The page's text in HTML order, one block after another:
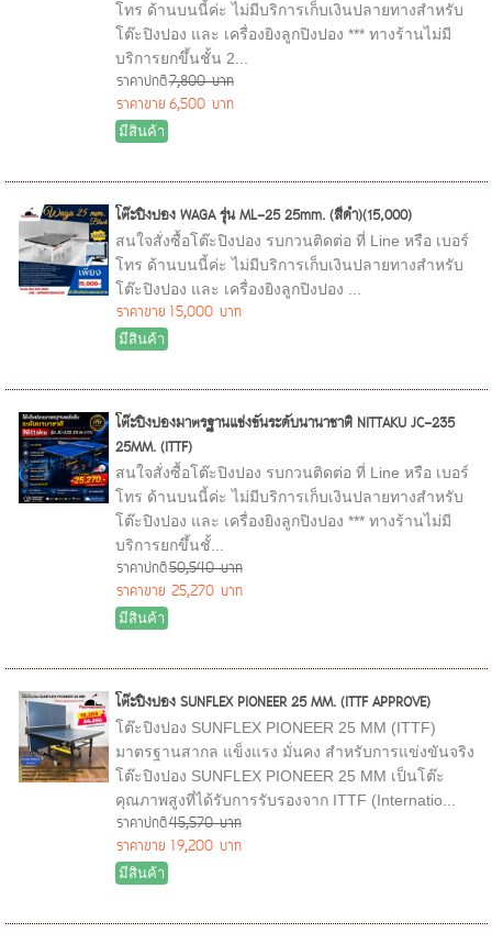
โทร ด้านบนนี้ค่ะ ไม่มีบริการเก็บเงินปลายทางสำหรับ
โต๊ะปิงปอง และ เครื่องยิงลูกปิงปอง *** ทางร้านไม่มี
บริการยกขึ้นชั้น 2...
ราคาปกติ7,800 บาท
ราคาขาย 6,500 บาท
มีสินค้า
โต๊ะปิงปอง WAGA รุ่น ML-25 25mm. (สีดำ)(15,000)
สนใจสั่งซื้อโต๊ะปิงปอง รบกวนติดต่อ ที่ Line หรือ เบอร์
โทร ด้านบนนี้ค่ะ ไม่มีบริการเก็บเงินปลายทางสำหรับ
โต๊ะปิงปอง และ เครื่องยิงลูกปิงปอง ...
ราคาขาย 15,000 บาท
มีสินค้า
โต๊ะปิงปองมาตรฐานแข่งขันระดับนานาชาติ NITTAKU JC-235
25MM. (ITTF)
สนใจสั่งซื้อโต๊ะปิงปอง รบกวนติดต่อ ที่ Line หรือ เบอร์
โทร ด้านบนนี้ค่ะ ไม่มีบริการเก็บเงินปลายทางสำหรับ
โต๊ะปิงปอง และ เครื่องยิงลูกปิงปอง *** ทางร้านไม่มี
บริการยกขึ้นชั้...
ราคาปกติ50,540 บาท
ราคาขาย 25,270 บาท
มีสินค้า
โต๊ะปิงปอง SUNFLEX PIONEER 25 MM. (ITTF APPROVE)
โต๊ะปิงปอง SUNFLEX PIONEER 25 MM (ITTF)
มาตรฐานสากล แข็งแรง มั่นคง สำหรับการแข่งขันจริง
โต๊ะปิงปอง SUNFLEX PIONEER 25 MM เป็นโต๊ะ
คุณภาพสูงที่ได้รับการรับรองจาก ITTF (Internatio...
ราคาปกติ45,570 บาท
ราคาขาย 19,200 บาท
มีสินค้า